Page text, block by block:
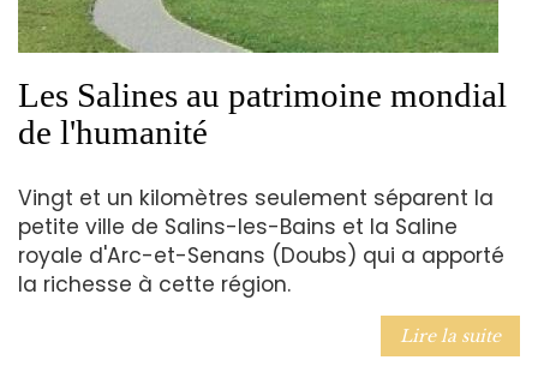
Les Salines au patrimoine mondial
de l'humanité
Vingt et un kilomètres seulement séparent la
petite ville de Salins-les-Bains et la Saline
royale d'Arc-et-Senans (Doubs) qui a apporté
la richesse à cette région.
Lire la suite